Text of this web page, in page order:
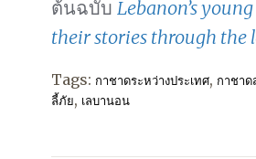
ต้นฉบับ Lebanon’s
their stories through the
Tags: กาชาดระหว่างประเทศ, กาชาด
ลี้ภัย, เลบานอน